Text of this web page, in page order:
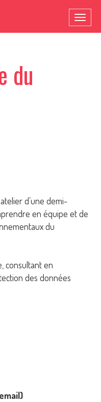
du
d’une demi-
en équipe et de
du
consultant en
des données